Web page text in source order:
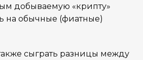
добываемую «крипту»
на обычные (фиатные)
сыграть разницы между